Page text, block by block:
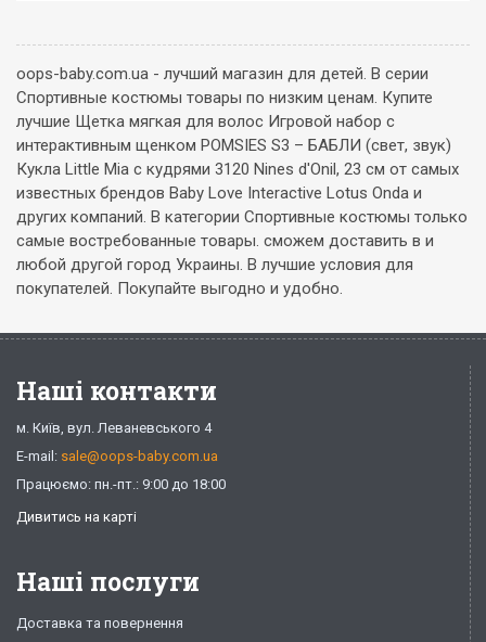
oops-baby.com.ua - лучший магазин для детей. В серии
Спортивные костюмы товары по низким ценам. Купите
лучшие Щетка мягкая для волос Игровой набор с
интерактивным щенком POMSIES S3 – БАБЛИ (свет, звук)
Кукла Little Miа с кудрями 3120 Nines d'Onil, 23 см от самых
известных брендов Baby Love Interactive Lotus Onda и
других компаний. В категории Спортивные костюмы только
самые востребованные товары. сможем доставить в и
любой другой город Украины. В лучшие условия для
покупателей. Покупайте выгодно и удобно.
Наші контакти
м. Київ, вул. Леваневського 4
E-mail: sale@oops-baby.com.ua
Працюємо: пн.-пт.: 9:00 до 18:00
Дивитись на карті
Наші послуги
Доставка та повернення